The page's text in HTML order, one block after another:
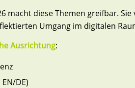
macht diese Themen greifbar.
Umgang im digitalen
Ausrichtung:
DE)